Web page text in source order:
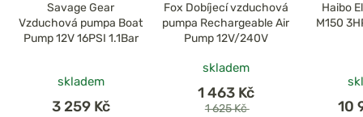
Savage Gear
Vzduchová pumpa Boat
Pump 12V 16PSI 1.1Bar
skladem
3 259 Kč
Fox Dobíjecí vzduchová
pumpa Rechargeable Air
Pump 12V/240V
skladem
1 463 Kč
1 625 Kč
Haibo
M150
10